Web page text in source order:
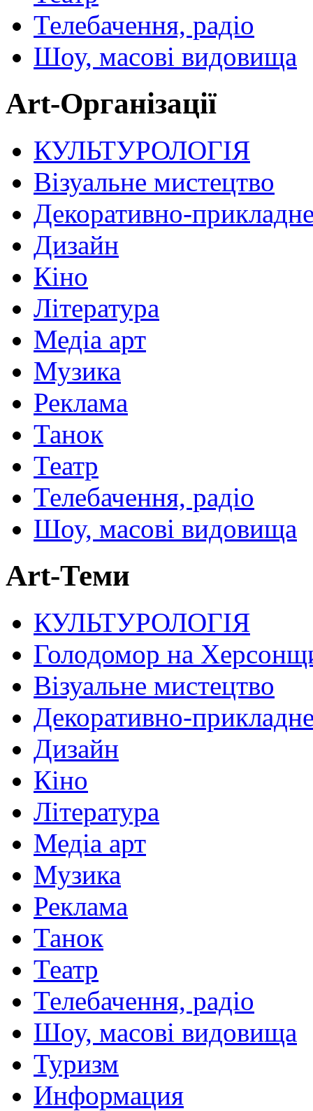
Телебачення, радіо
Шоу, масові видовища
Art-Організації
КУЛЬТУРОЛОГІЯ
Візуальне мистецтво
Декоративно-
Дизайн
Кіно
Література
Медіа арт
Музика
Реклама
Танок
Театр
Телебачення, радіо
Шоу, масові видовища
Art-Теми
КУЛЬТУРОЛОГІЯ
Голодомор на
Візуальне мистецтво
Декоративно-
Дизайн
Кіно
Література
Медіа арт
Музика
Реклама
Танок
Театр
Телебачення, радіо
Шоу, масові видовища
Туризм
Информация